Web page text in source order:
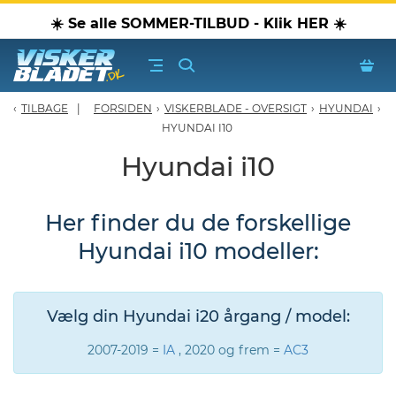
☀️ Se alle SOMMER-TILBUD - Klik HER ☀️
olier & spray
Produkter
TILBAGE FORSIDEN › VISKERBLADE - OVERSIGT › HYUNDAI ›
HYUNDAI I10
Hyundai i10
Her finder du de forskellige
Hyundai i10 modeller:
Vælg din Hyundai i20 årgang / model:
2007-2019 = IA , 2020 og frem = AC3